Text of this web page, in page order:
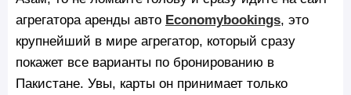
агрегатора аренды авто Economybookings, это
крупнейший в мире агрегатор, который сразу
покажет все варианты по бронированию в
Пакистане. Увы, карты он принимает только